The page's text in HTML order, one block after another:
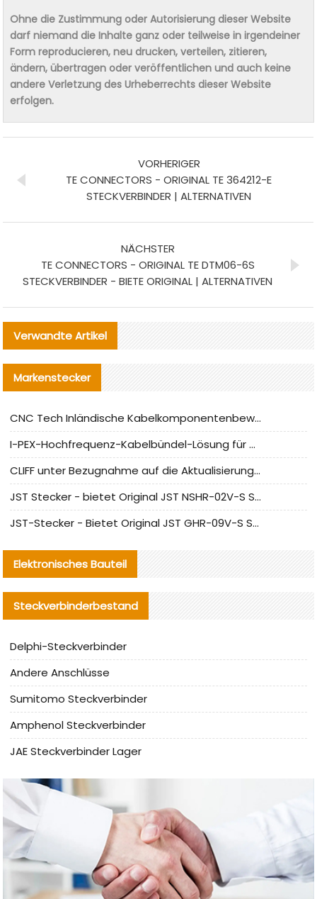
Ohne die Zustimmung oder Autorisierung dieser Website
darf niemand die Inhalte ganz oder teilweise in irgendeiner
Form reproducieren, neu drucken, verteilen, zitieren,
ändern, übertragen oder veröffentlichen und auch keine
andere Verletzung des Urheberrechts dieser Website
erfolgen.
VORHERIGER
TE CONNECTORS - ORIGINAL TE 364212-E
STECKVERBINDER | ALTERNATIVEN
NÄCHSTER
TE CONNECTORS - ORIGINAL TE DTM06-6S
STECKVERBINDER - BIETE ORIGINAL | ALTERNATIVEN
Verwandte Artikel
Markenstecker
CNC Tech Inländische Kabelkomponentenbewertung und Massenproduktionsanpassungsanleitung
I-PEX-Hochfrequenz-Kabelbündel-Lösung für die heimische Produktion analysiert
CLIFF unter Bezugnahme auf die Aktualisierung der chinesischen Stecker-Testnormen
JST Stecker - bietet Original JST NSHR-02V-S Stecker und Ersatzteile an
JST-Stecker - Bietet Original JST GHR-09V-S Stecker und Ersatzteile an
Elektronisches Bauteil
Steckverbinderbestand
Delphi-Steckverbinder
Andere Anschlüsse
Sumitomo Steckverbinder
Amphenol Steckverbinder
JAE Steckverbinder Lager